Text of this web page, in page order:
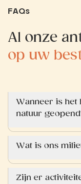
FAQs
Al onze
op uw
Wanneer is het
natuur
Wat is ons
Zijn er